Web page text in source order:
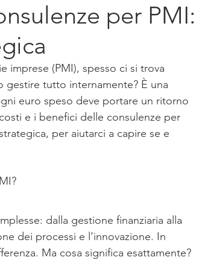
per PMI:
imprese (PMI), spesso ci si trova
gestire tutto internamente? È una
euro speso deve portare un ritorno
e i benefici delle consulenze per
per aiutarci a capire se e
dalla gestione finanziaria alla
dei processi e l’innovazione. In
Ma cosa significa esattamente?